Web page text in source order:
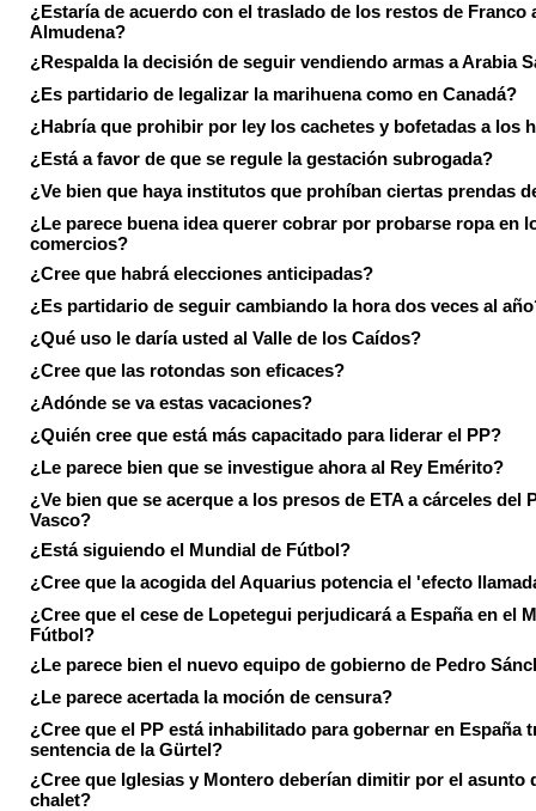
¿Estaría de acuerdo con el traslado de los restos de Franco
Almudena?
¿Respalda la decisión de seguir vendiendo armas a Arabia
¿Es partidario de legalizar la marihuena como en Canadá?
¿Habría que prohibir por ley los cachetes y bofetadas a los
¿Está a favor de que se regule la gestación subrogada?
¿Ve bien que haya institutos que prohíban ciertas prendas
¿Le parece buena idea querer cobrar por probarse ropa en
comercios?
¿Cree que habrá elecciones anticipadas?
¿Es partidario de seguir cambiando la hora dos veces al
¿Qué uso le daría usted al Valle de los Caídos?
¿Cree que las rotondas son eficaces?
¿Adónde se va estas vacaciones?
¿Quién cree que está más capacitado para liderar el PP?
¿Le parece bien que se investigue ahora al Rey Emérito?
¿Ve bien que se acerque a los presos de ETA a cárceles del
Vasco?
¿Está siguiendo el Mundial de Fútbol?
¿Cree que la acogida del Aquarius potencia el 'efecto
¿Cree que el cese de Lopetegui perjudicará a España en el
Fútbol?
¿Le parece bien el nuevo equipo de gobierno de Pedro
¿Le parece acertada la moción de censura?
¿Cree que el PP está inhabilitado para gobernar en España
sentencia de la Gürtel?
¿Cree que Iglesias y Montero deberían dimitir por el asunto
chalet?